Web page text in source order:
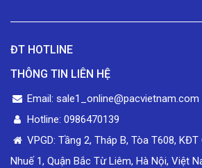
ĐT HOTLINE
THÔNG TIN LIÊN HỆ
Email: sale1_online@pacvietnam.com
Hotline: 0986470139
VPGD: Tầng 2, Tháp B, Tòa T608,
Nhuế 1, Quận Bắc Từ Liêm, Hà Nội, Việt